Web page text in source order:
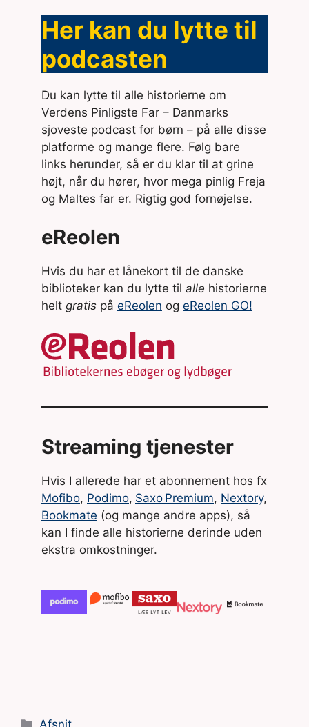
Her kan du lytte til
podcasten
Du kan lytte til alle historierne om
Verdens Pinligste Far – Danmarks
sjoveste podcast for børn – på alle disse
platforme og mange flere. Følg bare
links herunder, så er du klar til at grine
højt, når du hører, hvor mega pinlig Freja
og Maltes far er. Rigtig god fornøjelse.
eReolen
Hvis du har et lånekort til de danske
biblioteker kan du lytte til alle historierne
helt gratis på eReolen og eReolen GO!
Streaming tjenester
Hvis I allerede har et abonnement hos fx
Mofibo, Podimo, Saxo Premium, Nextory,
Bookmate (og mange andre apps), så
kan I finde alle historierne derinde uden
ekstra omkostninger.
Kategorier
Afsnit